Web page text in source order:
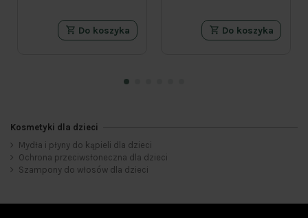
Do koszyka Do koszyka
Kategorie
Mydła i płyny do kąpieli dla dzieci
Szampony do włosów dla dzieci
2
Kosmetyki dla dzieci
Mydła i płyny do kąpieli dla dzieci
Ochrona przeciwsłoneczna dla dzieci
Szampony do włosów dla dzieci